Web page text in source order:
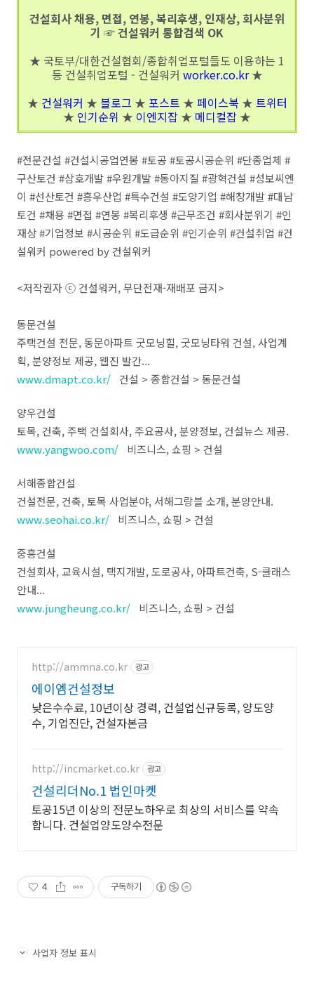
건설회사 채용, 면접, 연봉, 복리후생, 인재상, 회사분위
기 ☞ 건설워커 통합검색 OK
★ 국토부/대한건설협회/종합취업포털들도 이용하는 1
등 건설취업포털 - 건설워커 worker.co.kr★
★ 건설워커 ★ 블로그 ★ 포스트 ★ 페이스북 ★ 트위터
★ 인기순위 ★ 이엔지잡 ★ 메디컬잡 ★
#전문건설 #건설시공업연봉 #토공 #토공시공순위 #단종업체 #
구산토건 #삼호개발 #우원개발 #동아지질 #광혁건설 #성보씨엔
이 #선산토건 #흥우산업 #특수건설 #도양기업 #해창개발 #대남
토건 #채용 #면접 #연봉 #복리후생 #근무조건 #회사분위기 #인
재상 #기업정보 #시공순위 #도급순위 #인기순위 #건설취업 #건
설워커 powered by 건설워커
<저작권자 ⓒ 건설워커, 무단전재-재배포 금지>
동문건설
주택건설 전문, 동문아파트 굿모닝힐, 굿모닝타워 건설, 사업계
획, 분양정보 제공, 웹진 발간...
www.dmapt.co.kr/ 건설 > 종합건설 > 동문건설
양우건설
토목, 건축, 주택 건설회사, 주요공사, 분양정보, 건설뉴스 제공.
www.yangwoo.com/ 비즈니스, 쇼핑 > 건설
서해종합건설
건설전문, 건축, 토목 사업분야, 서해그랑블 소개, 분양안내.
www.seohai.co.kr/ 비즈니스, 쇼핑 > 건설
중흥건설
건설회사, 교육시설, 택지개발, 도로공사, 아파트건축, S-클래스
안내...
www.jungheung.co.kr/ 비즈니스, 쇼핑 > 건설
http://ammna.co.kr 광고
에이엠건설정보
낮은수수료, 10년이상 경력, 건설업신규등록, 양도양
수, 기업진단, 건설자본금
http://incmarket.co.kr 광고
건설리더No.1 법인마켓
토공15년 이상의 전문노하우로 최상의 서비스를 약속
합니다. 건설업양도양수전문
4 구독하기
사업자 정보 표시